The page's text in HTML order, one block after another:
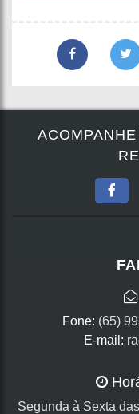
ACOMPANHE
Fone: (65)
E-mail:
Segunda à Sexta